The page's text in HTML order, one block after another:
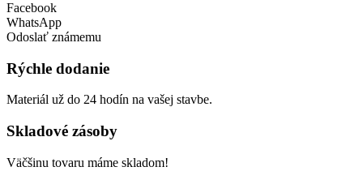
Facebook
WhatsApp
Odoslať známemu
Rýchle dodanie
Materiál už do 24 hodín na vašej stavbe.
Skladové zásoby
Väčšinu tovaru máme skladom!